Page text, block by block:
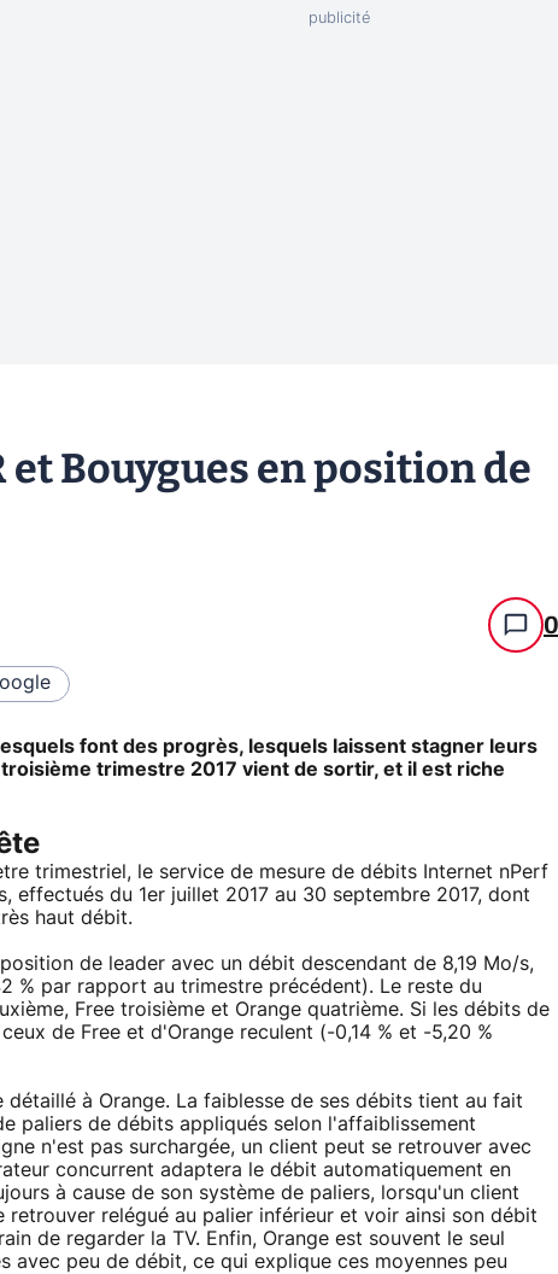
et Bouygues en position de
0
font des progrès, lesquels laissent stagner leurs
trimestre 2017 vient de sortir, et il est riche
trimestriel, le service de mesure de débits Internet nPerf
effectués du 1er juillet 2017 au 30 septembre 2017, dont
haut débit.
de leader avec un débit descendant de 8,19 Mo/s,
% par rapport au trimestre précédent). Le reste du
Free troisième et Orange quatrième. Si les débits de
de Free et d'Orange reculent (-0,14 % et -5,20 %
à Orange. La faiblesse de ses débits tient au fait
paliers de débits appliqués selon l'affaiblissement
n'est pas surchargée, un client peut se retrouver avec
concurrent adaptera le débit automatiquement en
à cause de son système de paliers, lorsqu'un client
retrouver relégué au palier inférieur et voir ainsi son débit
de regarder la TV. Enfin, Orange est souvent le seul
avec peu de débit, ce qui explique ces moyennes peu